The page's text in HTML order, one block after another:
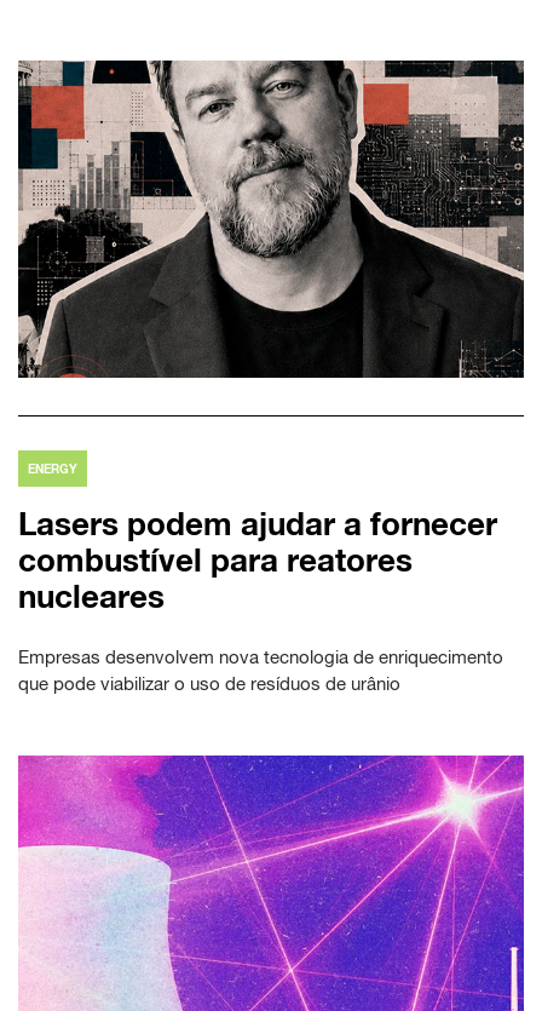
ENERGY
Lasers podem ajudar a fornecer
combustível para reatores
nucleares
Empresas desenvolvem nova tecnologia de enriquecimento
que pode viabilizar o uso de resíduos de urânio